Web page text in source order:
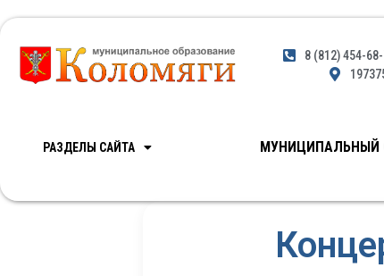
8 (812) 454-
РАЗДЕЛЫ САЙТА МУНИЦИПАЛЬНЫЙ